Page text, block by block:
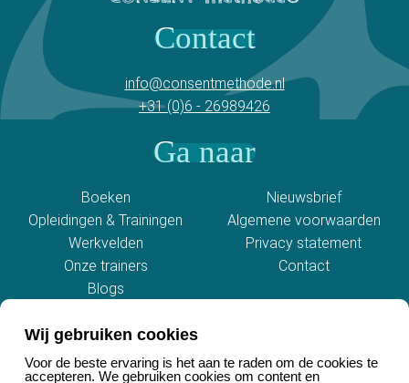
Wij gebruiken cookies
Voor de beste ervaring is het aan te raden om de cookies te
accepteren. We gebruiken cookies om content en
Contact
info@consentmethode.nl
+31 (0)6 - 26989426
Ga naar
Boeken
Opleidingen & Trainingen
Werkvelden
Onze trainers
Blogs
Nieuwsbrief
Algemene voorwaarden
Privacy statement
Contact
Social media